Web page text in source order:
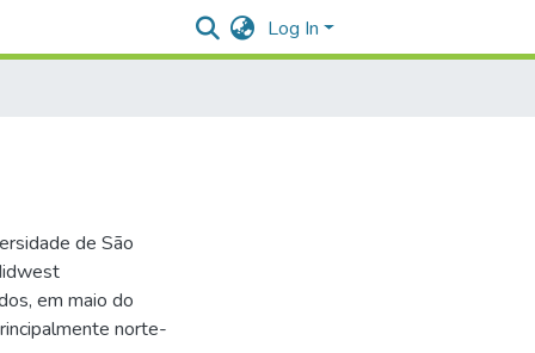
Log In
de São
em maio do
norte-